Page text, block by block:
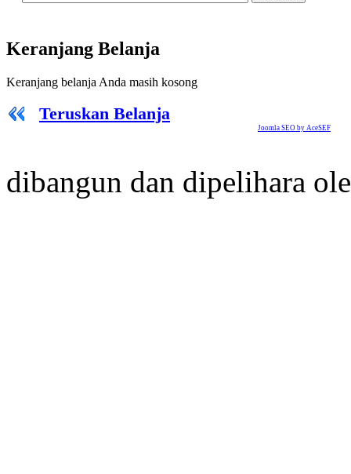
Keranjang Belanja
Keranjang belanja Anda masih kosong
Teruskan Belanja
Joomla SEO by AceSEF
dibangun dan dipelihara